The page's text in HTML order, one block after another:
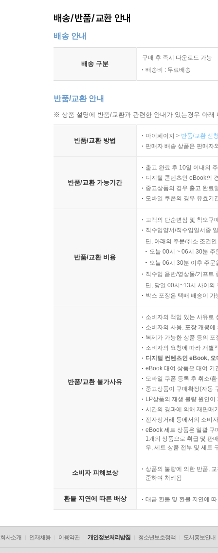
배송/반품/교환 안내
배송 안내
배송 구분
구매 후 즉시 다운로드 가능
배송비 : 무료배송
반품/교환 안내
※ 상품 설명에 반품/교환과 관련한 안내가 있는경우 아
반품/교환 방법
마이페이지 > 반품/교환 신
판매자 배송 상품은 판매자
반품/교환 가능기간
출고 완료 후 10일 이내의
디지털 콘텐츠인 eBook의
중고상품의 경우 출고 완료
모바일 쿠폰의 경우 유효기
반품/교환 비용
고객의 단순변심 및 착오구
직수입양서/직수입일서중
단, 아래의 주문/취소 조건
오늘 00시 ~ 06시 30분
오늘 06시 30분 이후 주
직수입 음반/영상물/기프트
단, 당일 00시~13시 사이의
박스 포장은 택배 배송이
반품/교환 불가사유
소비자의 책임 있는 사유로
소비자의 사용, 포장 개봉
복제가 가능한 상품 등의
소비자의 요청에 따라 개별
디지털 컨텐츠인 eBook,
eBook 대여 상품은 대여 기
모바일 쿠폰 등록 후 취소/
중고상품이 구매확정(자동
LP상품의 재생 불량 원인
시간의 경과에 의해 재판매
전자상거래 등에서의 소비
eBook 세트 상품은 일괄 구
1개의 상품으로 취급 및 판
우, 세트 상품 전부 및 세트
소비자 피해보상
상품의 불량에 의한 반품,
준하여 처리됨
환불 지연에 따른 배상 대금 환불 및 환불 지연에
회사소개 인재채용 이용약관 개인정보처리방침 청소년보호정책 도서홍보안내